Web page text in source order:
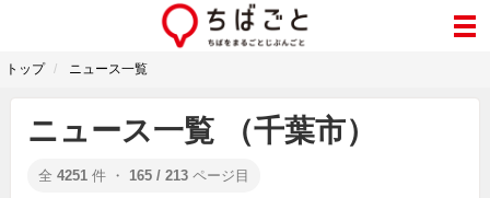
トップ ニュース一覧
ニュース一覧 （千葉市）
全 4251 件 ・ 165 / 213 ページ目